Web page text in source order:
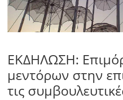
ΕΚΔΗΛΩΣΗ:
μεντόρων στην
τις